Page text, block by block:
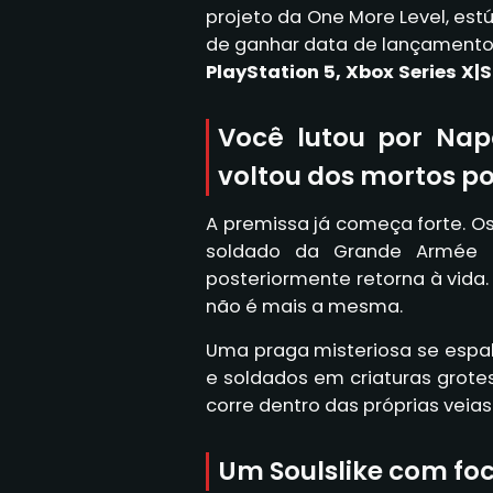
projeto da One More Level,
de ganhar data de
PlayStation 5, Xbox Series X|S
Você lutou por
voltou dos mortos
A premissa já começa forte.
soldado da Grande
posteriormente retorna à
não é mais a mesma.
Uma praga misteriosa se
e soldados em criaturas
corre dentro das próprias
Um Soulslike com